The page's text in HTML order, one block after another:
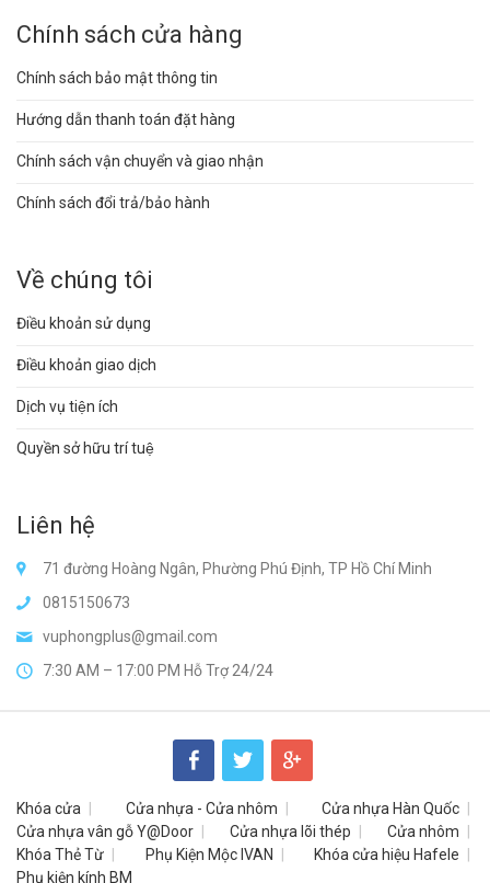
Chính sách cửa hàng
Chính sách bảo mật thông tin
Hướng dẫn thanh toán đặt hàng
Chính sách vận chuyển và giao nhận
Chính sách đổi trả/bảo hành
Về chúng tôi
Điều khoản sử dụng
Điều khoản giao dịch
Dịch vụ tiện ích
Quyền sở hữu trí tuệ
Liên hệ
71 đường Hoàng Ngân, Phường Phú Định, TP Hồ Chí Minh
0815150673
vuphongplus@gmail.com
7:30 AM – 17:00 PM Hỗ Trợ 24/24
Khóa cửa Cửa nhựa - Cửa nhôm
Cửa nhựa Hàn Quốc
Cửa nhựa vân gỗ Y@Door
Cửa nhựa lõi thép
Cửa nhôm
Khóa Thẻ Từ
Phụ Kiện Mộc IVAN
Khóa cửa hiệu Hafele
Phụ kiện kính BM